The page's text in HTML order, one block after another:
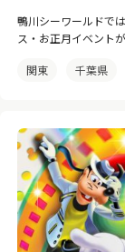
鴨川シーワールドで
ス・お正月イベント
関東 千葉県